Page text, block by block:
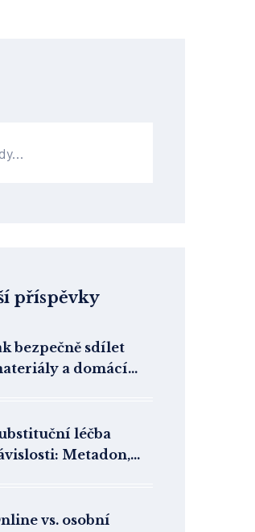
příspěvky
bezpečně sdílet
a domácí
terapeutyléčba
Metadon,
vs. osobní